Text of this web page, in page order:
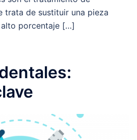
trata de sustituir una pieza
porcentaje […]